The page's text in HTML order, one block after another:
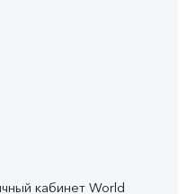
кабинет World